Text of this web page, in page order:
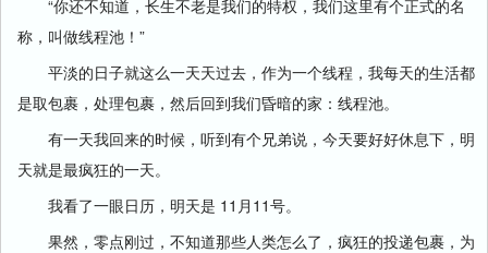
“你还不知道，长生不老是我们的特权，我们这里有个正式的名
称，叫做线程池！”
平淡的日子就这么一天天过去，作为一个线程，我每天的生活都
是取包裹，处理包裹，然后回到我们昏暗的家：线程池。
有一天我回来的时候，听到有个兄弟说，今天要好好休息下，明
天就是最疯狂的一天。
我看了一眼日历，明天是 11月11号。
果然，零点刚过，不知道那些人类怎么了，疯狂的投递包裹，为